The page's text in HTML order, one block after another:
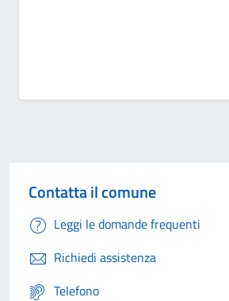
Contatta il comune
Leggi le domande frequenti
Richiedi assistenza
Telefono